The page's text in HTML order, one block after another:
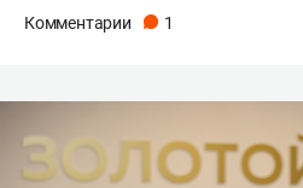
Комментарии 1